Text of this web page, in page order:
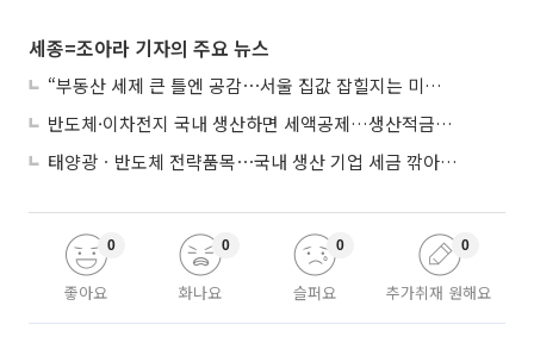
세종=조아라 기자의 주요 뉴스
“부동산 세제 큰 틀엔 공감⋯서울 집값 잡힐지는 미지수”
반도체·이차전지 국내 생산하면 세액공제…생산적금융 ISA 신설
태양광ㆍ반도체 전략품목⋯국내 생산 기업 세금 깎아준다
좋아요
0
화나요
0
슬퍼요
0
추가취재 원해요
0